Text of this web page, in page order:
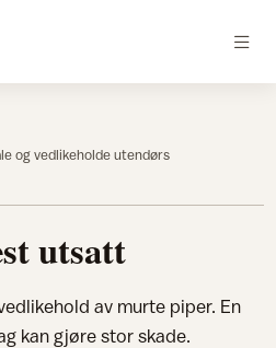
og vedlikeholde utendørs
utsatt
av murte piper. En
kan gjøre stor skade.